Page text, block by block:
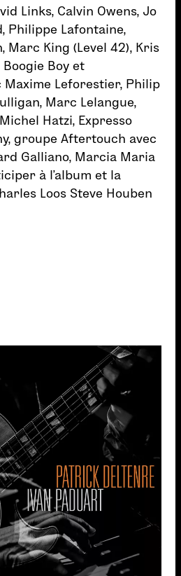
Links, Calvin Owens, Jo
Philippe Lafontaine,
Marc King (Level 42), Kris
Boy et
Leforestier, Philip
Marc Lelangue,
Hatzi, Expresso
groupe Aftertouch avec
Galliano, Marcia Maria
à l’album et la
Loos Steve Houben